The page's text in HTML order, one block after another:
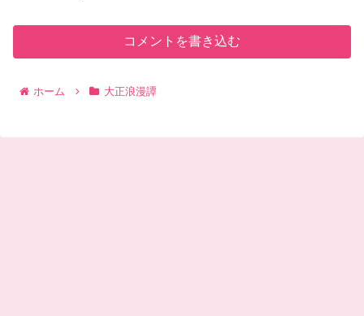
コメントを書き込む
ホーム 大正浪漫譚